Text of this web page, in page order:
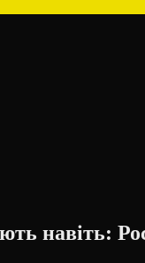
навіть: